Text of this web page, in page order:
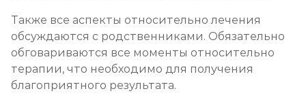
Также все аспекты относительно лечения
обсуждаются с родственниками. Обязательно
обговариваются все моменты относительно
терапии, что необходимо для получения
благоприятного результата.